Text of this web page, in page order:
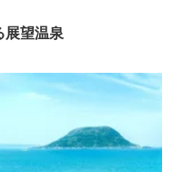
展望温泉